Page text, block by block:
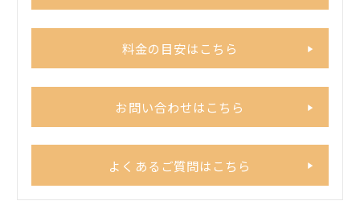
料金の目安はこちら
お問い合わせはこちら
よくあるご質問はこちら